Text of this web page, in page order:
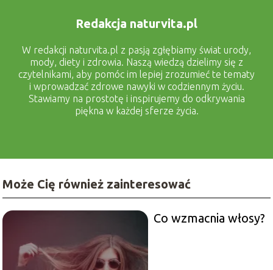
Redakcja naturvita.pl
W redakcji naturvita.pl z pasją zgłębiamy świat urody,
mody, diety i zdrowia. Naszą wiedzą dzielimy się z
czytelnikami, aby pomóc im lepiej zrozumieć te tematy
i wprowadzać zdrowe nawyki w codziennym życiu.
Stawiamy na prostotę i inspirujemy do odkrywania
piękna w każdej sferze życia.
Może Cię również zainteresować
Co wzmacnia włosy?